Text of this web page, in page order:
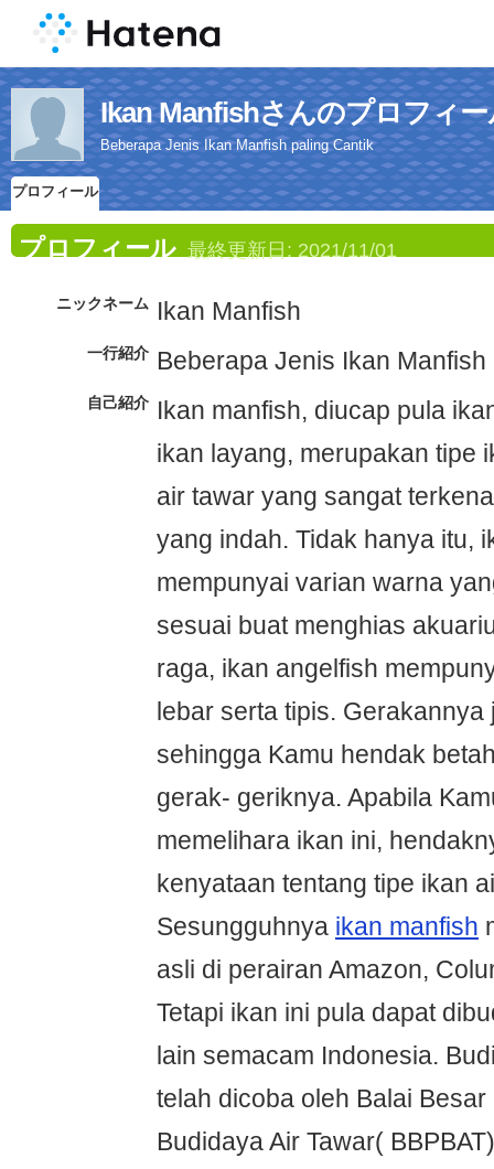
Ikan Manfishさんのプロフィー
Beberapa Jenis Ikan Manfish paling Cantik
プロフィール
プロフィール 最終更新日: 2021/11/01
ニックネーム Ikan Manfish
一行紹介 Beberapa Jenis Ikan
自己紹介 Ikan manfish, diucap pula
ikan layang, merupakan tipe
air tawar yang sangat
yang indah. Tidak hanya itu,
mempunyai varian warna
sesuai buat menghias
raga, ikan angelfish
lebar serta tipis.
sehingga Kamu hendak
gerak- geriknya. Apabila
memelihara ikan ini,
kenyataan tentang tipe ikan
Sesungguhnya ikan manfish
asli di perairan Amazon,
Tetapi ikan ini pula dapat
lain semacam Indonesia.
telah dicoba oleh Balai
Budidaya Air Tawar(